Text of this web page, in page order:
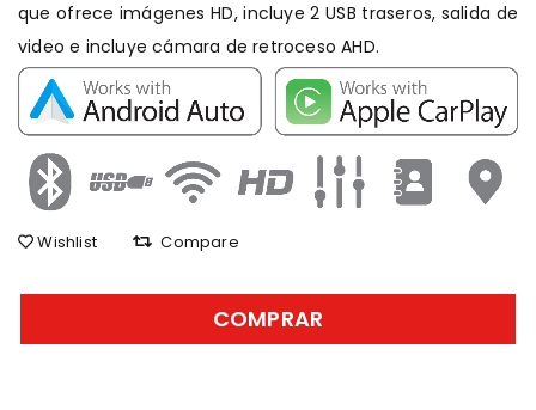
que ofrece imágenes HD, incluye 2 USB traseros, salida de
video e incluye cámara de retroceso AHD.
Wishlist Compare
COMPRAR